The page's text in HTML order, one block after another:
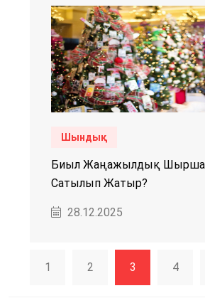
Шындық
Биыл Жаңажылдық Шырша
Сатылып Жатыр?
28.12.2025
1 2 3 4